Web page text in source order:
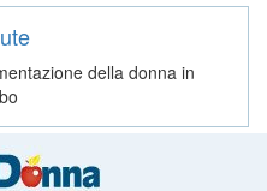
della donna in